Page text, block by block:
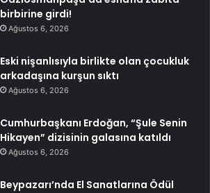
birbirine girdi!
Ağustos 6, 2026
Eski nişanlısıyla birlikte olan çocukluk
arkadaşına kurşun sıktı
Ağustos 6, 2026
Cumhurbaşkanı Erdoğan, “Şule Senin
Hikayen” dizisinin galasına katıldı
Ağustos 6, 2026
Beypazarı’nda El Sanatlarına Ödül